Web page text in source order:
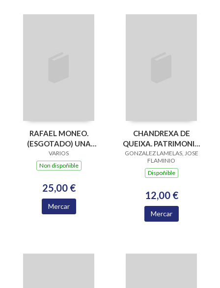
RAFAEL MONEO.
(ESGOTADO) UNA
REFLEXION TEORICA
DESDE LA PROFE
VARIOS
Non dispoñible
25,00 €
Mercar
CHANDREXA DE
QUEIXA. PATRIMONIO
ARTISTICO E
TRADICION ORAL
GONZALEZ LAMELAS, JOSE
FLAMINIO
Dispoñible
12,00 €
Mercar